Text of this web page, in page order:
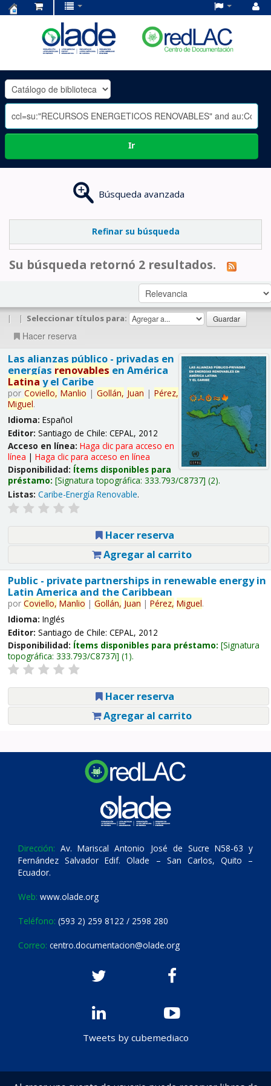
OLADE
-
Ir
Búsqueda avanzada
Refinar su búsqueda
Su búsqueda retornó 2 resultados.
| | Seleccionar títulos para:
Hacer reserva
Las alianzas público - privadas en
energías renovables en América
Latina y el Caribe
por Coviello, Manlio | Gollán, Juan | Pérez,
Miguel.
Idioma: Español
Editor: Santiago de Chile: CEPAL, 2012
Acceso en línea: Haga clic para acceso en
línea | Haga clic para acceso en línea
Disponibilidad: Ítems disponibles para
préstamo: Signatura topográfica: 333.793/C8737 (2).
Listas: Caribe-Energía Renovable.
Hacer reserva
Agregar al carrito
Public - private partnerships in renewable energy in
Latin America and the Caribbean
por Coviello, Manlio | Gollán, Juan | Pérez, Miguel.
Idioma: Inglés
Editor: Santiago de Chile: CEPAL, 2012
Disponibilidad: Ítems disponibles para préstamo: Signatura
topográfica: 333.793/C8737i (1).
Hacer reserva
Agregar al carrito
Dirección: Av. Mariscal Antonio José de Sucre N58-63 y
Fernández Salvador Edif. Olade – San Carlos, Quito –
Ecuador.
Web: www.olade.org
Teléfono: (593 2) 259 8122 / 2598 280
Correo: centro.documentacion@olade.org
Tweets by cubemediaco